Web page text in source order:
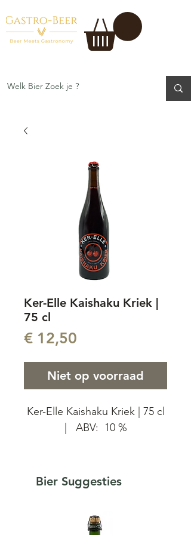
Ker-Elle Kaishaku Kriek |
75 cl
€ 12,50
Niet op voorraad
Ker-Elle Kaishaku Kriek | 75 cl
| ABV: 10 %
KEREL en Lambiek Fabriek:
Ker-elle.
Kerel Kaishaku en Lambiek
Bier Suggesties